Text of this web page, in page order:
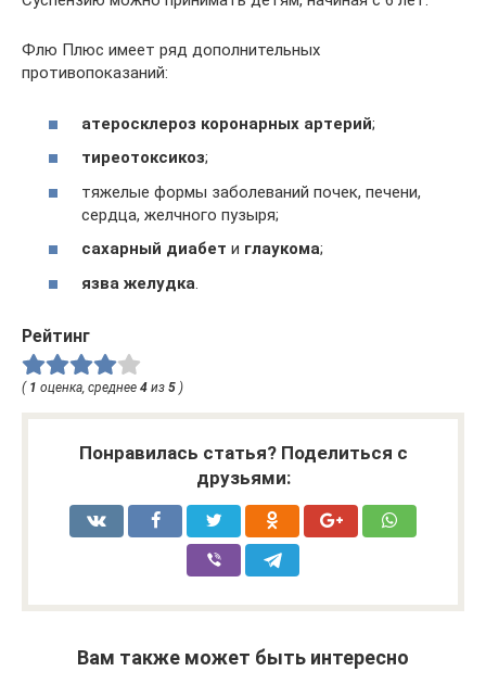
Флю Плюс имеет ряд дополнительных
противопоказаний:
атеросклероз коронарных артерий;
тиреотоксикоз;
тяжелые формы заболеваний почек, печени,
сердца, желчного пузыря;
сахарный диабет и глаукома;
язва желудка.
Рейтинг
( 1 оценка, среднее 4 из 5 )
Понравилась статья? Поделиться с
друзьями:
Вам также может быть интересно